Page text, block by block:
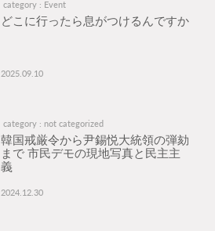
category : Event
どこに行ったら息がつけるんですか
2025.09.10
category : not categorized
韓国戒厳令から尹錫悦大統領の弾劾
まで 市民デモの現地写真と民主主
義
2024.12.30